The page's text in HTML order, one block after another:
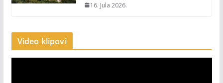
16. Jula 2026.
Video klipovi